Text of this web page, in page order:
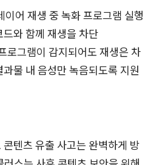
어 재생 중 녹화 프로그램 실행
와 함께 재생을 차단
그램이 감지되어도 재생은 차
물 내 음성만 녹음되도록 지원
텐츠 유출 사고는 완벽하게 방